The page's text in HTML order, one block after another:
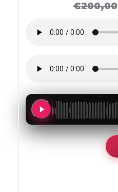
€200,00